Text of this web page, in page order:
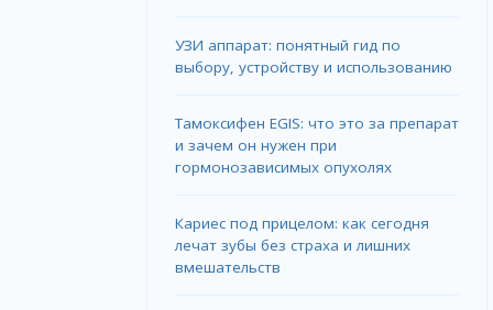
УЗИ аппарат: понятный гид по
выбору, устройству и использованию
Тамоксифен EGIS: что это за препарат
и зачем он нужен при
гормонозависимых опухолях
Кариес под прицелом: как сегодня
лечат зубы без страха и лишних
вмешательств